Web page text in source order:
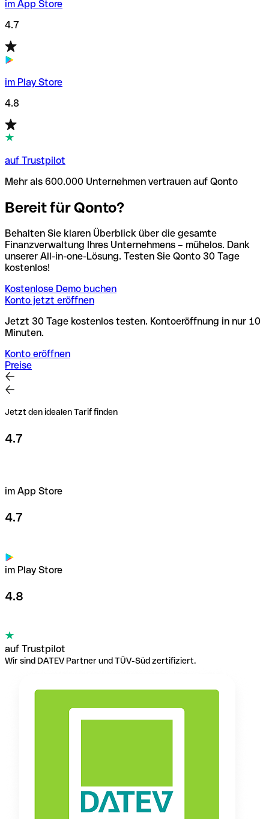
im App Store
4.7
im Play Store
4.8
auf Trustpilot
Mehr als 600.000 Unternehmen vertrauen auf Qonto
Bereit für Qonto?
Behalten Sie klaren Überblick über die gesamte
Finanzverwaltung Ihres Unternehmens – mühelos. Dank
unserer All-in-one-Lösung. Testen Sie Qonto 30 Tage
kostenlos!
Kostenlose Demo buchen
Konto jetzt eröffnen
Jetzt 30 Tage kostenlos testen. Kontoeröffnung in nur 10
Minuten.
Konto eröffnen
Preise
Jetzt den idealen Tarif finden
4.7
im App Store
4.7
im Play Store
4.8
auf Trustpilot
Wir sind DATEV Partner und TÜV-Süd zertifiziert.